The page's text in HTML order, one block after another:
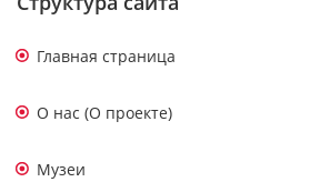
Главная страница
О нас (О проекте)
Музеи